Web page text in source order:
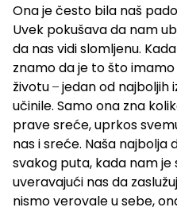
Ona je često bila naš
Uvek pokušava da nam
da nas vidi slomljenu.
znamo da je to što
životu ̶ jedan od najboljih
učinile. Samo ona zna
prave sreće, uprkos
nas i sreće. Naša
svakog puta, kada nam je
uveravajući nas da
nismo verovale u sebe,